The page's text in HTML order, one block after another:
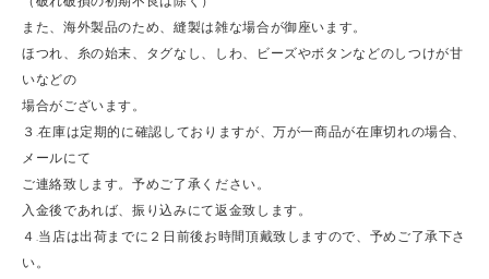
また、海外製品のため、縫製は雑な場合が御座います。
ほつれ、糸の始末、タグなし、しわ、ビーズやボタンなどのしつけが甘
いなどの
場合がございます。
３.在庫は定期的に確認しておりますが、万が一商品が在庫切れの場合、
メールにて
ご連絡致します。予めご了承ください。
入金後であれば、振り込みにて返金致します。
４.当店は出荷までに２日前後お時間頂戴致しますので、予めご了承下さ
い。